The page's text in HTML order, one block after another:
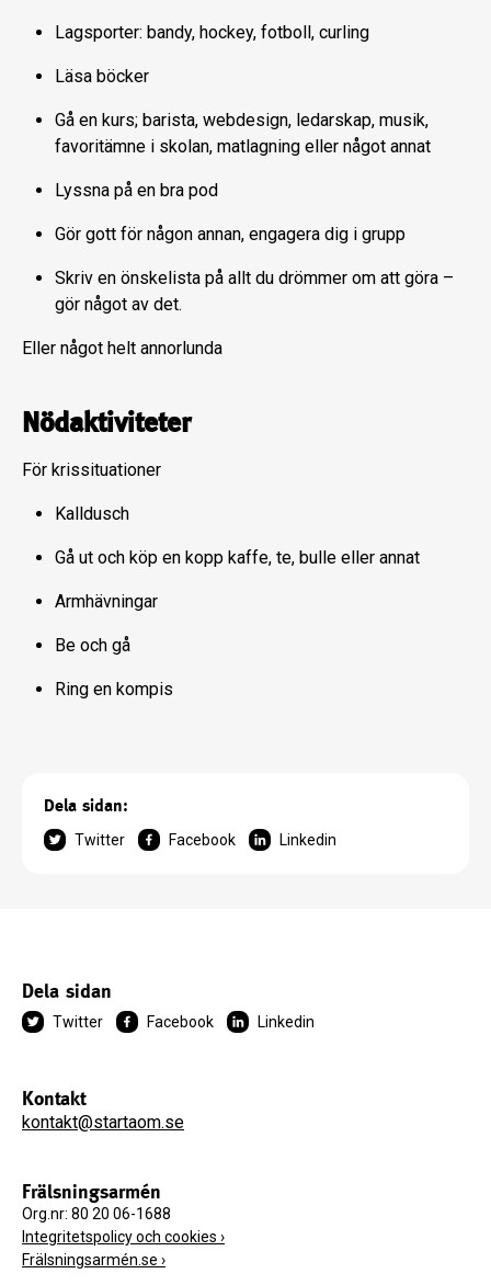
Lagsporter: bandy, hockey, fotboll, curling
Läsa böcker
Gå en kurs; barista, webdesign, ledarskap, musik,
favoritämne i skolan, matlagning eller något annat
Lyssna på en bra pod
Gör gott för någon annan, engagera dig i grupp
Skriv en önskelista på allt du drömmer om att göra –
gör något av det.
Eller något helt annorlunda
Nödaktiviteter
För krissituationer
Kalldusch
Gå ut och köp en kopp kaffe, te, bulle eller annat
Armhävningar
Be och gå
Ring en kompis
Dela sidan:
Twitter Facebook Linkedin
Dela sidan
Twitter Facebook Linkedin
Kontakt
kontakt@startaom.se
Frälsningsarmén
Org.nr: 80 20 06-1688
Integritetspolicy och cookies ›
Frälsningsarmén.se ›